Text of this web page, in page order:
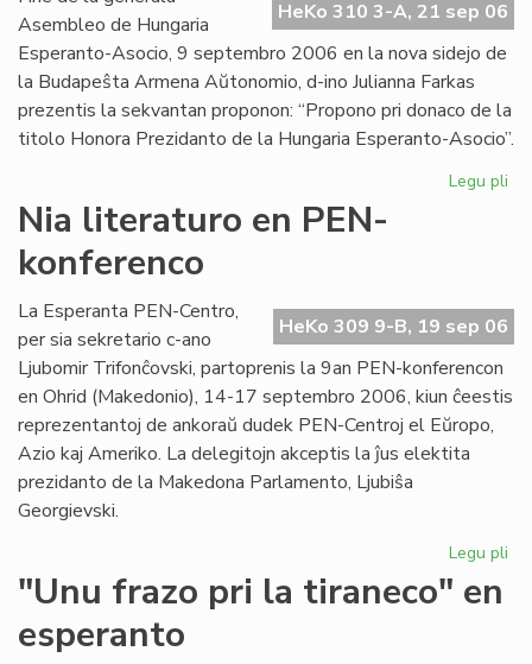
HeKo 310 3-A, 21 sep 06
Asembleo de Hungaria
Esperanto-Asocio, 9 septembro 2006 en la nova sidejo de
la Budapeŝta Armena Aŭtonomio, d-ino Julianna Farkas
prezentis la sekvantan proponon: “Propono pri donaco de la
titolo Honora Prezidanto de la Hungaria Esperanto-Asocio”.
Legu pli
Nia literaturo en PEN-
konferenco
HeKo 309 9-B, 19 sep 06
La Esperanta PEN-Centro,
per sia sekretario c-ano
Ljubomir Trifonĉovski, partoprenis la 9an PEN-konferencon
en Ohrid (Makedonio), 14-17 septembro 2006, kiun ĉeestis
reprezentantoj de ankoraŭ dudek PEN-Centroj el Eŭropo,
Azio kaj Ameriko. La delegitojn akceptis la ĵus elektita
prezidanto de la Makedona Parlamento, Ljubiŝa
Georgievski.
Legu pli
"Unu frazo pri la tiraneco" en
esperanto